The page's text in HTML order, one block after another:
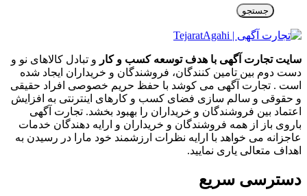
جستجو
سایت تجارت آگهی با هدف توسعه کسب و کار و تبادل کالاهای نو و
دست دوم بین تامین کنندگان، فروشندگان و خریداران ایجاد شده
است . تجارت آگهی می کوشد با حفظ حریم خصوصی افراد حقیقی
و حقوقی و سالم سازی فضای کسب و کارهای اینترنتی به افزایش
اعتماد بین فروشندگان و خریداران را بهبود بخشد. تجارت آگهی
باروی باز از همه فروشندگان و خریداران و ارایه دهندگان خدمات
عاجزانه می خواهد با ارایه نظرات ارزشمند خود مارا در رسیدن به
اهداف متعالی یاری نمایید.
دسترسی سریع